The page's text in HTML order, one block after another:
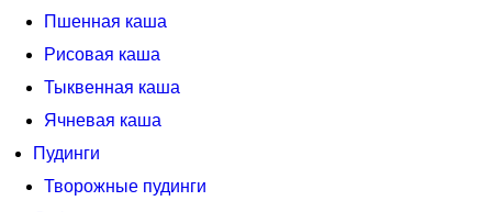
Пшенная каша
Рисовая каша
Тыквенная каша
Ячневая каша
Пудинги
Творожные пудинги